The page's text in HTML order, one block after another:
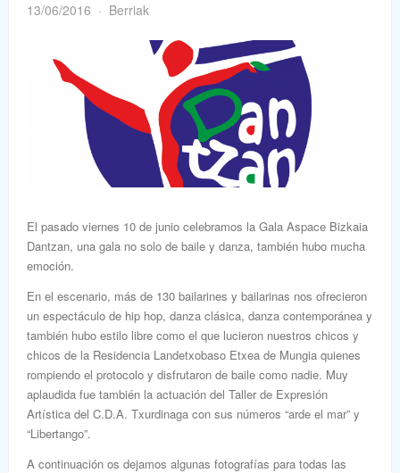
13/06/2016 Berriak
El pasado viernes 10 de junio celebramos la Gala Aspace Bizkaia
Dantzan, una gala no solo de baile y danza, también hubo mucha
emoción.
En el escenario, más de 130 bailarines y bailarinas nos ofrecieron
un espectáculo de hip hop, danza clásica, danza contemporánea y
también hubo estilo libre como el que lucieron nuestros chicos y
chicos de la Residencia Landetxobaso Etxea de Mungia quienes
rompiendo el protocolo y disfrutaron de baile como nadie. Muy
aplaudida fue también la actuación del Taller de Expresión
Artística del C.D.A. Txurdinaga con sus números “arde el mar” y
“Libertango”.
A continuación os dejamos algunas fotografías para todas las